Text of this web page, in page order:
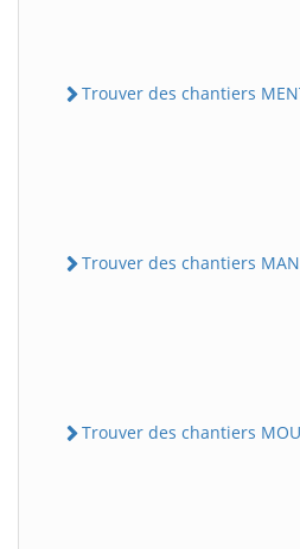
Trouver des chantiers
Trouver des chantiers
Trouver des chantiers